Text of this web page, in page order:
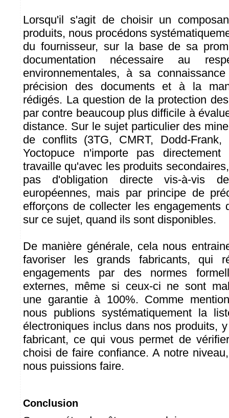
Lorsqu'il s'agit de choisir un
produits, nous procédons
du fournisseur, sur la base de sa
documentation nécessaire au
environnementales, à sa
précision des documents et à la
rédigés. La question de la protection
par contre beaucoup plus difficile à
distance. Sur le sujet particulier des
de conflits (3TG, CMRT, Dodd-
Yoctopuce n'importe pas
travaille qu'avec les produits
pas d'obligation directe vis-à-vis
européennes, mais par principe de
efforçons de collecter les engagements
sur ce sujet, quand ils sont disponibles.
De manière générale, cela nous
favoriser les grands fabricants, qui
engagements par des normes
externes, même si ceux-ci ne sont
une garantie à 100%. Comme
nous publions systématiquement la
électroniques inclus dans nos produits,
fabricant, ce qui vous permet de
choisi de faire confiance. A notre
nous puissions faire.
Conclusion